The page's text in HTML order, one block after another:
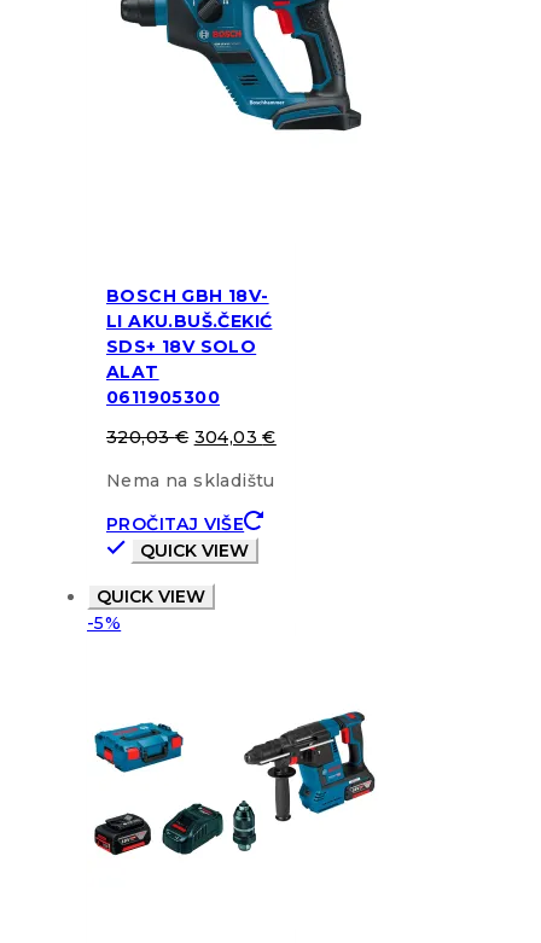
BOSCH GBH 18V-
LI AKU.BUŠ.ČEKIĆ
SDS+ 18V SOLO
ALAT
0611905300
320,03€ 304,03€
Nema na skladištu
PROČITAJ VIŠE
QUICK VIEW
QUICK VIEW
-5%